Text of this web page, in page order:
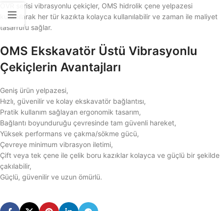
OVR serisi vibrasyonlu çekiçler, OMS hidrolik çene yelpazesi
kullanılarak her tür kazıkta kolayca kullanılabilir ve zaman ile maliyet
tasarrufu sağlar.
OMS Ekskavatör Üstü Vibrasyonlu
Çekiçlerin Avantajları
Geniş ürün yelpazesi,
Hızlı, güvenilir ve kolay ekskavatör bağlantısı,
Pratik kullanım sağlayan ergonomik tasarım,
Bağlantı boyunduruğu çevresinde tam güvenli hareket,
Yüksek performans ve çakma/sökme gücü,
Çevreye minimum vibrasyon iletimi,
Çift veya tek çene ile çelik boru kazıklar kolayca ve güçlü bir şekilde
çakılabilir,
Güçlü, güvenilir ve uzun ömürlü.